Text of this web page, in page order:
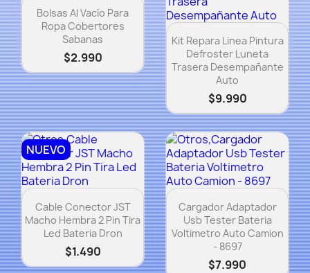
Vista rápida
Bolsas Al Vacío Para
Ropa Cobertores
Sabanas
$2.990
Vista rápida
Kit Repara Linea Pintura
Defroster Luneta
Trasera Desempañante
Auto
$9.990
Vista rápida
Cable Conector JST
Macho Hembra 2 Pin Tira
Led Bateria Dron
$1.490
NUEVO
Vista rápida
Cargador Adaptador
Usb Tester Bateria
Voltimetro Auto Camion
- 8697
$7.990